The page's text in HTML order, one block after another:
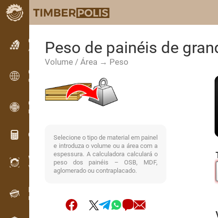
Classificados
Anúncios de texto
Classificados
Classificados internacionais
OPTI-TIMB
Esquemas de corte
Calculadoras de madeira
WoodProfi
Volume de madeira com IA
Registador de dados
Inventário de madeira em campo
Peso de painéis de
Volume / Área → Peso
Selecione o tipo de material em painel
e introduza o volume ou a área com a
espessura. A calculadora calculará o
peso dos painéis – OSB, MDF,
aglomerado ou contraplacado.